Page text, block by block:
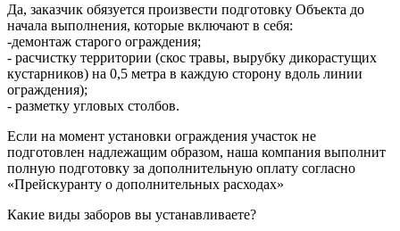
Да, заказчик обязуется произвести подготовку Объекта до
начала выполнения, которые включают в себя:
-демонтаж старого ограждения;
- расчистку территории (скос травы, вырубку дикорастущих
кустарников) на 0,5 метра в каждую сторону вдоль линии
ограждения);
- разметку угловых столбов.
Если на момент установки ограждения участок не
подготовлен надлежащим образом, наша компания выполнит
полную подготовку за дополнительную оплату согласно
«Прейскуранту о дополнительных расходах»
Какие виды заборов вы устанавливаете?